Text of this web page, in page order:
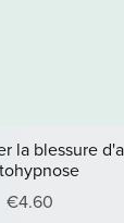
la blessure
€4.60